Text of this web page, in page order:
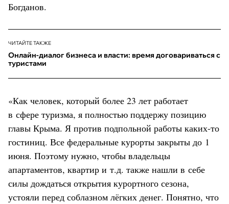
Богданов.
ЧИТАЙТЕ ТАКЖЕ
Онлайн-диалог бизнеса и власти: время договариваться с
туристами
«Как человек, который более 23 лет работает
в сфере туризма, я полностью поддержу позицию
главы Крыма. Я против подпольной работы каких-то
гостиниц. Все федеральные курорты закрыты до 1
июня. Поэтому нужно, чтобы владельцы
апартаментов, квартир и т.д. также нашли в себе
силы дождаться открытия курортного сезона,
устояли перед соблазном лёгких денег. Понятно, что